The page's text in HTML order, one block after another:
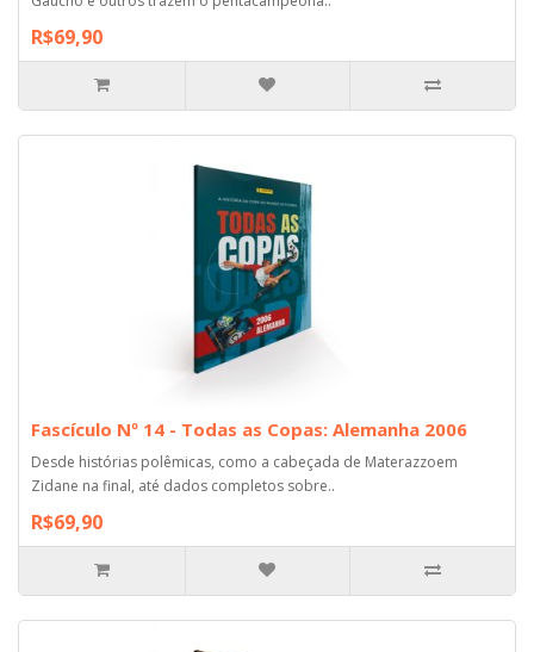
R$69,90
Fascículo Nº 14 - Todas as Copas: Alemanha 2006
Desde histórias polêmicas, como a cabeçada de Materazzoem
Zidane na final, até dados completos sobre..
R$69,90